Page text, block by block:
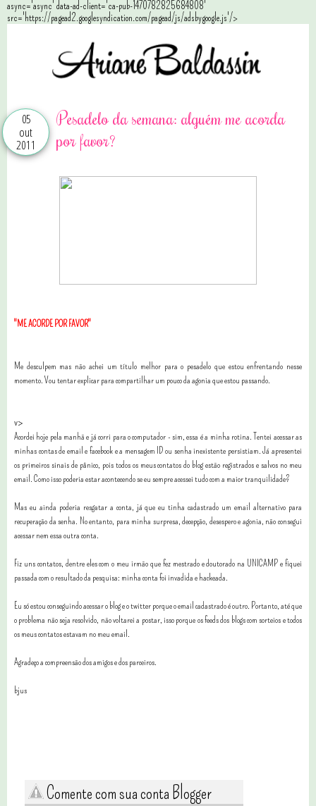
async='async' data-ad-client='ca-pub-1470782825684808'
src='https://pagead2.googlesyndication.com/pagead/js/adsbygoogle.js'/>
05
out
2011
Pesadelo da semana: alguém me acorda
por favor?
"ME ACORDE POR FAVOR"
Me desculpem mas não achei um título melhor para o pesadelo que estou enfrentando nesse
momento. Vou tentar explicar para compartilhar um pouco da agonia que estou passando.
v>
Acordei hoje pela manhã e já corri para o computador - sim, essa é a minha rotina. Tentei acessar as
minhas contas de email e facebook e a mensagem ID ou senha inexistente persistiam. Já apresentei
os primeiros sinais de pânico, pois todos os meus contatos do blog estão registrados e salvos no meu
email. Como isso poderia estar acontecendo se eu sempre acessei tudo com a maior tranquilidade?
Mas eu ainda poderia resgatar a conta, já que eu tinha cadastrado um email alternativo para
recuperação da senha. No entanto, para minha surpresa, decepção, desespero e agonia, não consegui
acessar nem essa outra conta.
Fiz uns contatos, dentre eles com o meu irmão que fez mestrado e doutorado na UNICAMP e fiquei
passada com o resultado da pesquisa: minha conta foi invadida e hackeada.
Eu só estou conseguindo acessar o blog e o twitter porque o email cadastrado é outro. Portanto, até que
o problema não seja resolvido, não voltarei a postar, isso porque os feeds dos blogs com sorteios e todos
os meus contatos estavam no meu email.
Agradeço a compreensão dos amigos e dos parceiros.
bjus
Comente com sua conta Blogger